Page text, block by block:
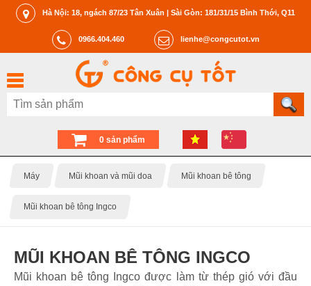
Hà Nội: 18, ngách 87/23 Tân Xuân | Sài Gòn: 181/31/15 Bình Thới, Q11
0966.404.460 lienhe@congcutot.vn
0 sản phẩm
Máy Mũi khoan và mũi doa Mũi khoan bê tông
Mũi khoan bê tông Ingco
MŨI KHOAN BÊ TÔNG INGCO
Mũi khoan bê tông Ingco được làm từ thép gió với đầu